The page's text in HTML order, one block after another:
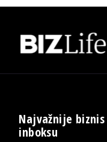
Najvažnije
inboksu